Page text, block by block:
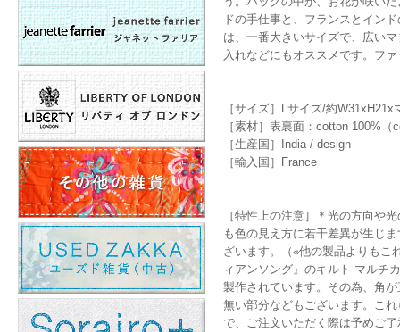
ドの手仕事と、フランスとイン
は、一番大きいサイズで、広い
入れなどにもオススメです。フ
［サイズ］Lサイズ/約
［素材］表裏面：cotton 100%
［生産国］India / design
［輸入国］France
［特性上の注意］＊光の方向や
も色の見え方に若干差異が生じ
ざいます。（※他の製品よりもこ
ィアンソング』のキルト マルチ
製作されています。その為、角
無い部分などもございます。こ
で、ご注文いただく際は予めご